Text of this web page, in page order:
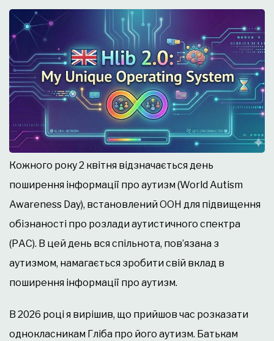
Кожного року 2 квітня відзначається день
поширення інформації про аутизм (World Autism
Awareness Day), встановлений ООН для підвищення
обізнаності про розлади аутистичного спектра
(РАС). В цей день вся спільнота, пов’язана з
аутизмом, намагається зробити свій вклад в
поширення інформації про аутизм.
В 2026 році я вирішив, що прийшов час розказати
однокласникам Гліба про його аутизм. Батькам